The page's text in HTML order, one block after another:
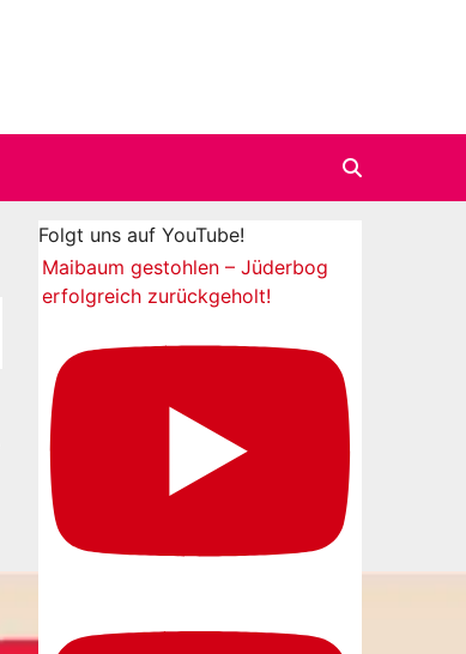
Folgt uns auf YouTube!
Maibaum gestohlen – Jüderbog
erfolgreich zurückgeholt!